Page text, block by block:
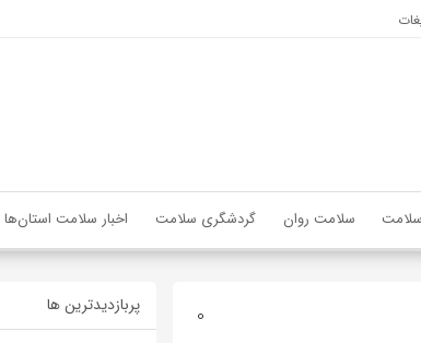
سلامت روان گردشگری سلامت اخبار سلامت استان‌ها
0 پربازدیدترین ها